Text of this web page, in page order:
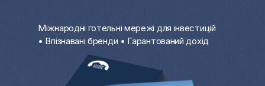
Міжнародні готельні мережі для інвестицій
• Впізнавані бренди • Гарантований дохід